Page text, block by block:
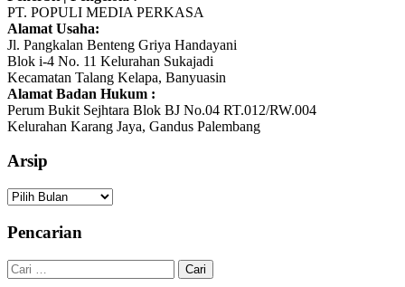
PT. POPULI MEDIA PERKASA
Alamat Usaha:
Jl. Pangkalan Benteng Griya Handayani
Blok i-4 No. 11 Kelurahan Sukajadi
Kecamatan Talang Kelapa, Banyuasin
Alamat Badan Hukum :
Perum Bukit Sejhtara Blok BJ No.04 RT.012/RW.004
Kelurahan Karang Jaya, Gandus Palembang
Arsip
Arsip
Pencarian
Cari
untuk: